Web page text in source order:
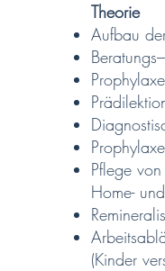
Theorie
Aufbau
Pflege
Home-
(Kinder